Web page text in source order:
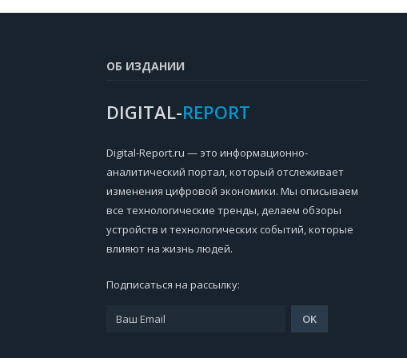
ОБ ИЗДАНИИ
DIGITAL-REPORT
Digital-Report.ru — это информационно-
аналитический портал, который отслеживает
изменения цифровой экономики. Мы описываем
все технологические тренды, делаем обзоры
устройств и технологических событий, которые
влияют на жизнь людей.
Подписаться на рассылку: